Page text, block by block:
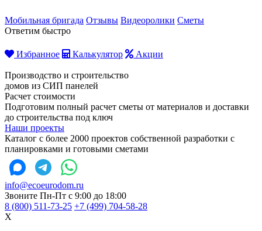
Мобильная бригада Отзывы Видеоролики Сметы
Ответим быстро
Избранное Калькулятор Акции
Производство и строительство
домов из СИП панелей
Расчет стоимости
Подготовим полный расчет сметы от материалов и доставки
до строительства под ключ
Наши проекты
Каталог с более 2000 проектов собственной разработки с
планировками и готовыми сметами
info@ecoeurodom.ru
Звоните Пн-Пт с 9:00 до 18:00
8 (800) 511-73-25 +7 (499) 704-58-28
X